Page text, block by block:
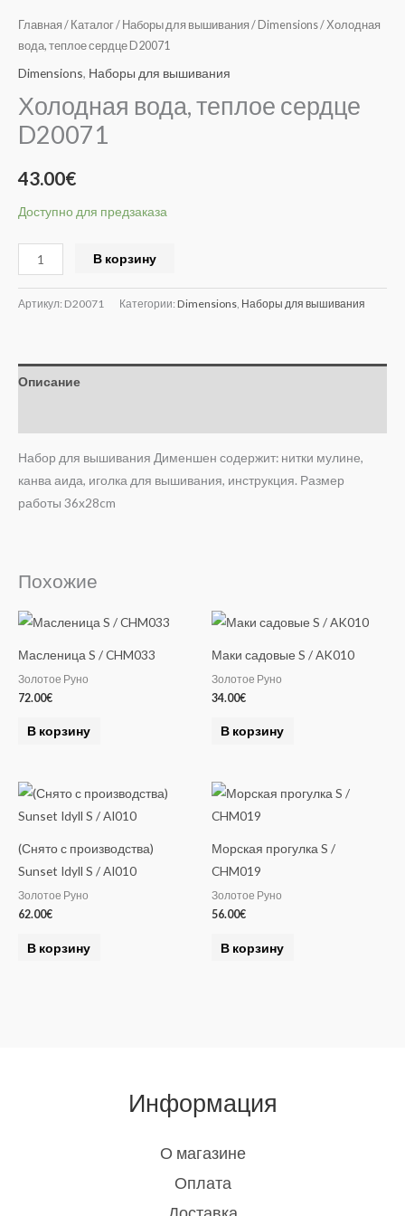
Главная / Каталог/ Наборы для вышивания / Dimensions/ Холодная
вода, теплое сердце D20071
Dimensions, Наборы для вышивания
Холодная вода, теплое сердце
D20071
43.00€
Доступно для предзаказа
В корзину
Артикул: D20071 Категории: Dimensions, Наборы для вышивания
Описание
Набор для вышивания Дименшен содержит: нитки мулине,
канва аида, иголка для вышивания, инструкция. Размер
работы 36x28cm
Похожие
Масленица S / CHM033
Золотое Руно
72.00€
В корзину
Маки садовые S / AK010
Золотое Руно
34.00€
В корзину
(Снято с производства)
Sunset Idyll S / AI010
Золотое Руно
62.00€
В корзину
Морская прогулка S /
CHM019
Золотое Руно
56.00€
В корзину
Информация
О магазине
Оплата